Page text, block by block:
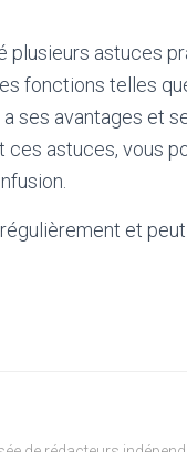
plusieurs astuces
fonctions telles
a ses avantages et
ces astuces, vous
et